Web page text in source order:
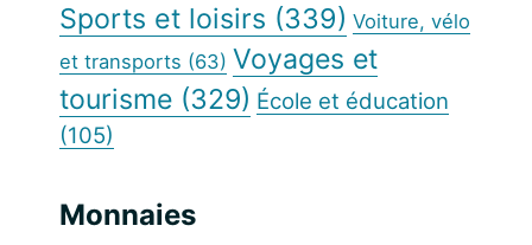
Sports et loisirs (339) Voiture, vélo
et transports (63) Voyages et
tourisme (329) École et éducation
(105)
Monnaies